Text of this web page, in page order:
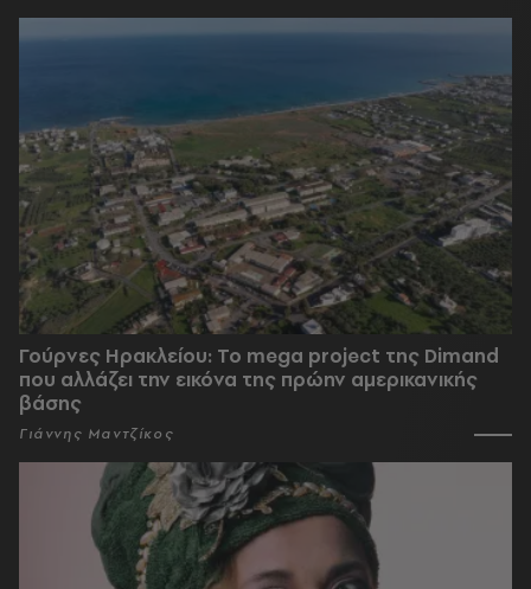
Γούρνες Ηρακλείου: To mega project της Dimand
που αλλάζει την εικόνα της πρώην αμερικανικής
βάσης
Γιάννης Μαντζίκος